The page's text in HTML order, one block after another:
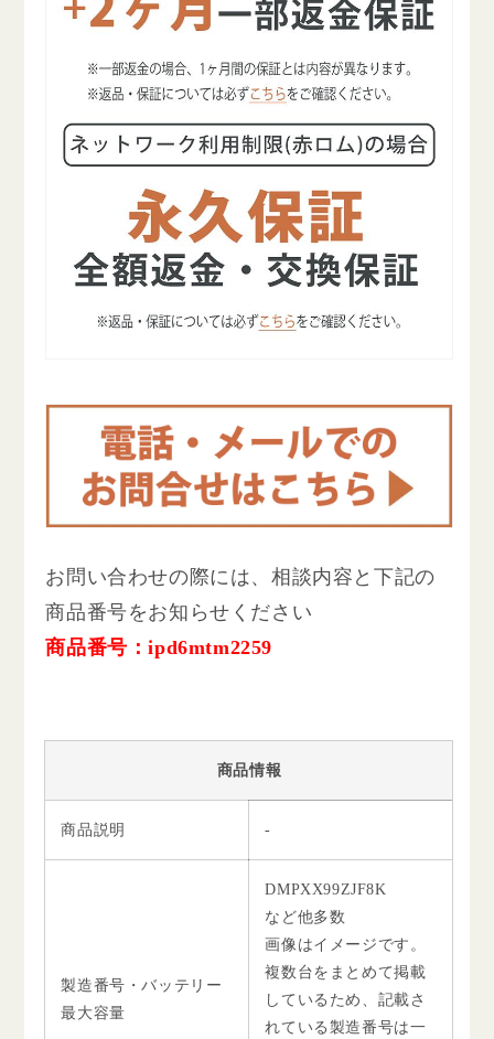
お問い合わせの際には、相談内容と下記の
商品番号をお知らせください
商品番号：ipd6mtm2259
商品情報
商品説明 -
製造番号・バッテリー
最大容量
DMPXX99ZJF8K
など他多数
画像はイメージです。
複数台をまとめて掲載
しているため、記載さ
れている製造番号は一